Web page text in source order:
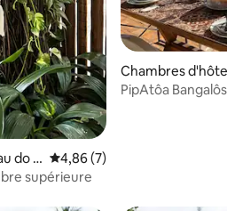
commentaires : 4,89 sur 5
do S
Évaluation moyenne sur la
4,86 (7)
supérieure
Chambres
Sul
PipAtôa